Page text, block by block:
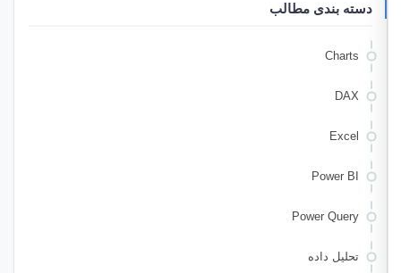
دسته بندی مطالب
Charts
DAX
Excel
Power BI
Power Query
تحلیل داده